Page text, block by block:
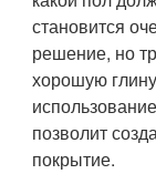
становится
решение, но
хорошую
позволит
покрытие.